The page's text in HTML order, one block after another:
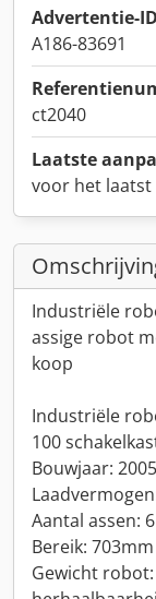
Advertentie-
A186-83691
ct2040
Laatste
voor het laatst
Industriële
assige robot
koop
Industriële
100
Bouwjaar:
Aantal assen: 6
Bereik: 703mm
Gewicht robot: